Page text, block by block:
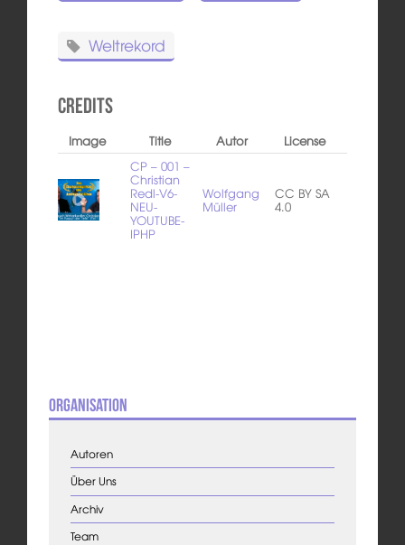
Weltrekord
Credits
Image Title Autor
License
CP – 001 –
Christian
Redl-V6-
NEU-
YOUTUBE-
IPHP
Wolfgang
Müller
CC BY SA
4.0
Organisation
Autoren
Über Uns
Archiv
Team